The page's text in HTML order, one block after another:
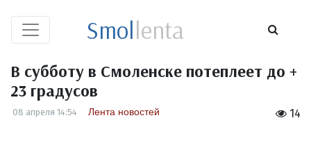
Smollenta
В субботу в Смоленске потеплеет до +
23 градусов
14
08 апреля 14:54 Лента новостей